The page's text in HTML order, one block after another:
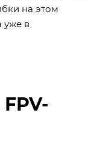
на этом
уже в